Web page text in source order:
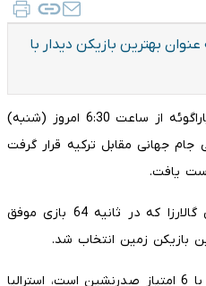
بهترین بازیکن دیدار با
به گزارش ایلنا، تیم ملی فوتبال پاراگوئه از ساعت 6:30 امروز (شنبه)
جهانی مقابل ترکیه قرار گرفت
یافت.
پس از پایان این مسابقه ماتیاس گالارزا که در ثانیه 64 بازی موفق
بازیکن زمین انتخاب شد.
در جدول رده‌بندی گروه D، آمریکا با 6 امتیاز صدرنشین است، استرالیا